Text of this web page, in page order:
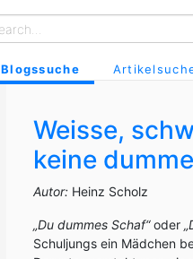
Blogssuche
Weisse,
keine
Autor: Heinz Scholz
„Du dummes Schaf“oder
Schuljungs ein Mädchen